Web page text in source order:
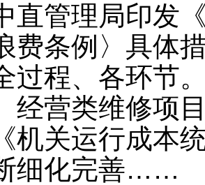
管理局印发《
费条例〉具体
过程、各环节
经营类维修项
机关运行成本
细化完善……